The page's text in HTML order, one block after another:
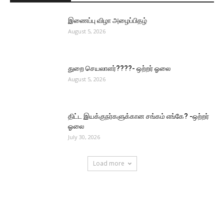
இணைப்பு விழா அழைப்பிதழ்
August 5, 2026
துறை செயலாளர்????- ஒற்றர் ஓலை
August 5, 2026
திட்ட இயக்குநர்களுக்கான சங்கம் எங்கே? -ஒற்றர்
ஓலை
July 30, 2026
Load more